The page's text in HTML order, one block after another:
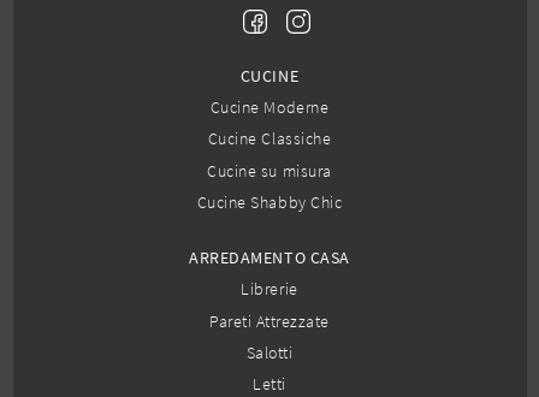
CUCINE
Cucine Moderne
Cucine Classiche
Cucine su misura
Cucine Shabby Chic
ARREDAMENTO CASA
Librerie
Pareti Attrezzate
Salotti
Letti